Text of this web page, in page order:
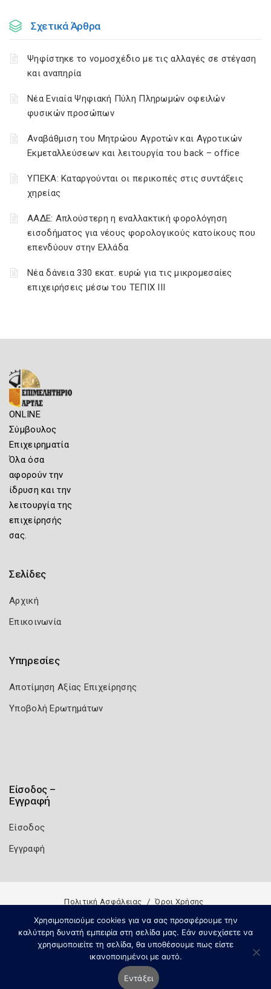
Σχετικά Άρθρα
Ψηφίστηκε το νομοσχέδιο με τις αλλαγές σε στέγαση
και αναπηρία
Νέα Ενιαία Ψηφιακή Πύλη Πληρωμών οφειλών
φυσικών προσώπων
Αναβάθμιση του Μητρώου Αγροτών και Αγροτικών
Εκμεταλλεύσεων και λειτουργία του back – office
ΥΠΕΚΑ: Καταργούνται οι περικοπές στις συντάξεις
χηρείας
ΑΑΔΕ: Απλούστερη η εναλλακτική φορολόγηση
εισοδήματος για νέους φορολογικούς κατοίκους που
επενδύουν στην Ελλάδα
Νέα δάνεια 330 εκατ. ευρώ για τις μικρομεσαίες
επιχειρήσεις μέσω του ΤΕΠΙΧ ΙΙΙ
ONLINE
Σύμβουλος
Επιχειρηματία
Όλα όσα
αφορούν την
ίδρυση και την
λειτουργία της
επιχείρησής
σας.
Σελίδες
Αρχική
Επικοινωνία
Υπηρεσίες
Αποτίμηση Αξίας Επιχείρησης
Υποβολή Ερωτημάτων
Είσοδος –
Εγγραφή
Είσοδος
Εγγραφή
Πολιτική Ασφάλειας Όροι Χρήσης
Χρησιμοποιούμε cookies για να σας προσφέρουμε την
καλύτερη δυνατή εμπειρία στη σελίδα μας. Εάν συνεχίσετε να
χρησιμοποιείτε τη σελίδα, θα υποθέσουμε πως είστε
ικανοποιημένοι με αυτό.
Εντάξει
Copyright 2026 Knowledge A.E.